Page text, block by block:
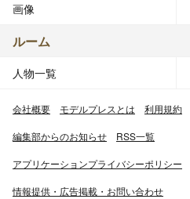
画像
ルーム
人物一覧
会社概要 モデルプレスとは 利用規約
編集部からのお知らせ RSS一覧
アプリケーションプライバシーポリシー
情報提供・広告掲載・お問い合わせ